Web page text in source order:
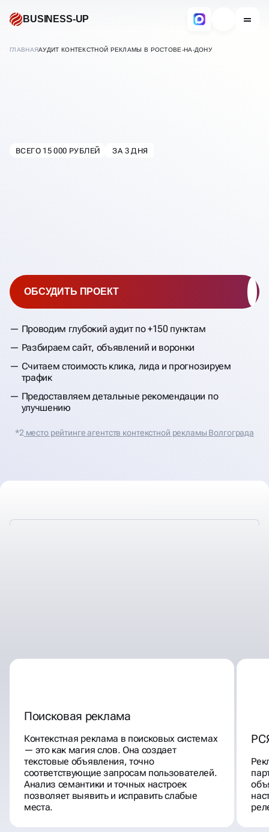
BUSINESS-UP
ГЛАВНАЯАУДИТ КОНТЕКСТНОЙ РЕКЛАМЫ В РОСТОВЕ-НА-ДОНУ
КАМПАНИЙ
ВСЕГО 15 000 РУБЛЕЙ ЗА 3 ДНЯ
Проводим глубокий аудит по +150 пунктам
Разбираем сайт, объявлений и воронки
Считаем стоимость клика, лида и прогнозируем
трафик
Предоставляем детальные рекомендации по
улучшению
ОБСУДИТЬ ПРОЕКТ
*2 место рейтинге агентств контекстной рекламы Волгограда
Поисковая реклама
Контекстная реклама в поисковых системах
— это как магия слов. Она создает
текстовые объявления, точно
соответствующие запросам пользователей.
Анализ семантики и точных настроек
позволяет выявить и исправить слабые
места.